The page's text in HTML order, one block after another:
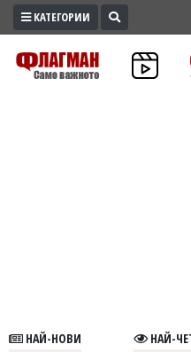
ПРОМО
ЗОНА
КАТЕГОРИИ
НАЙ-НОВИ НАЙ-